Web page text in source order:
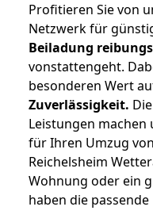
Profitieren Sie von
Netzwerk für
Beiladung
vonstattengeht.
besonderen Wert
Zuverlässigkeit.
Leistungen machen
für Ihren Umzug
Reichelsheim
Wohnung oder ein
haben die